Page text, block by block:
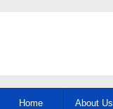
Home About Us